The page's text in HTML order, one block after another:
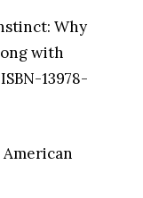
Why
with
13978-